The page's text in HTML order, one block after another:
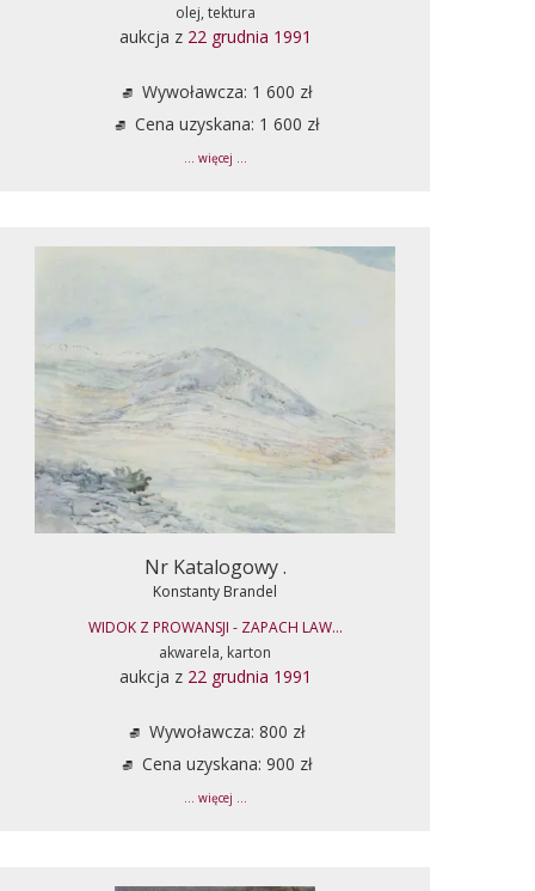
olej, tektura
aukcja z 22 grudnia 1991
Wywoławcza: 1 600 zł
Cena uzyskana: 1 600 zł
... więcej ...
Nr Katalogowy .
Konstanty Brandel
WIDOK Z PROWANSJI - ZAPACH LAW...
akwarela, karton
aukcja z 22 grudnia 1991
Wywoławcza: 800 zł
Cena uzyskana: 900 zł
... więcej ...